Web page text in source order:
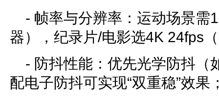
- 帧率与分辨率：运动场景需
器），纪录片/电影选4K 24fps
- 防抖性能：优先光学防抖（
配电子防抖可实现“双重稳”效果